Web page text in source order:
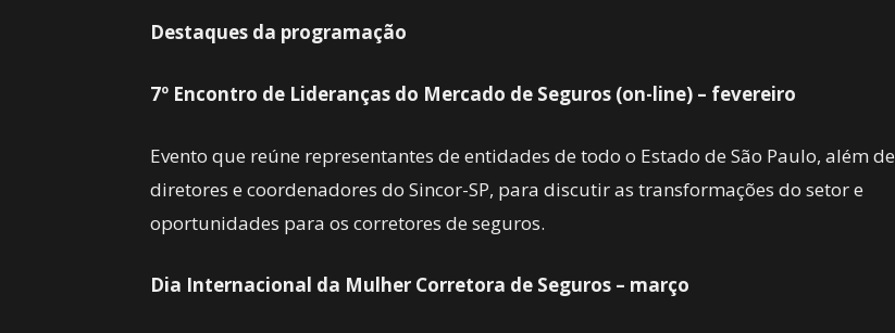
Destaques da programação
7º Encontro de Lideranças do Mercado de Seguros (on-line) – fevereiro
Evento que reúne representantes de entidades de todo o Estado de São Paulo, além de
diretores e coordenadores do Sincor-SP, para discutir as transformações do setor e
oportunidades para os corretores de seguros.
Dia Internacional da Mulher Corretora de Seguros – março